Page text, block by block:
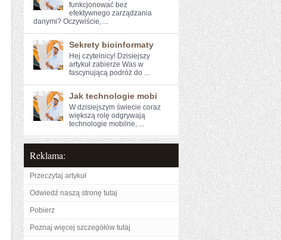
‌funkcjonować bez
⁢efektywnego⁤ zarządzania
danymi? Oczywiście, ...
Sekrety bioinformaty
Hej⁤ czytelnicy! Dzisiejszy
artykuł zabierze Was w
fascynującą podróż⁣ do ...
Jak technologie mobi
W dzisiejszym świecie coraz
większą rolę odgrywają
technologie mobilne, ...
Reklama:
Przeczytaj artykuł
Odwiedź naszą stronę tutaj
Pobierz
Poznaj więcej szczegółów tutaj